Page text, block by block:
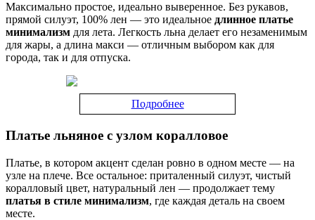
Максимально простое, идеально выверенное. Без рукавов,
прямой силуэт, 100% лен — это идеальное длинное платье
минимализм для лета. Легкость льна делает его незаменимым
для жары, а длина макси — отличным выбором как для
города, так и для отпуска.
Подробнее
Платье льняное с узлом коралловое
Платье, в котором акцент сделан ровно в одном месте — на
узле на плече. Все остальное: приталенный силуэт, чистый
коралловый цвет, натуральный лен — продолжает тему
платья в стиле минимализм, где каждая деталь на своем
месте.